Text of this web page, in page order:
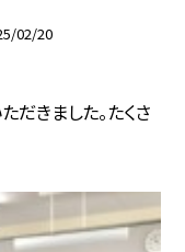
02/20
だきました。たくさ